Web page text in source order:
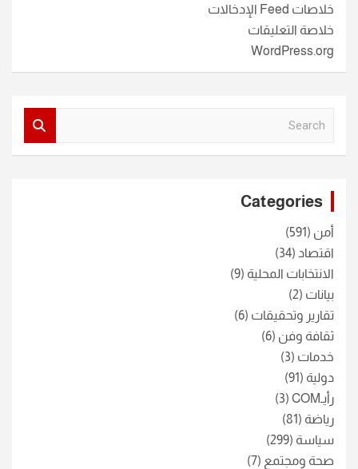
خلاصات Feed الإدخالات
خلاصة التعليقات
WordPress.org
Categories
أمن (591)
اقتصاد (34)
الانتخابات المحلية (9)
بيانات (2)
تقارير وتحقيقات (6)
ثقافة وفن (6)
خدمات (3)
دولية (91)
رأيـCOM
(3)
رياضة (81)
سياسة (299)
صحة ومجتمع (7)